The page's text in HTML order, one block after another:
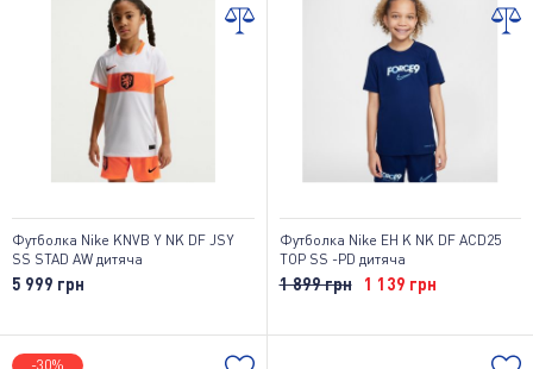
Футболка Nike KNVB Y NK DF JSY
SS STAD AW дитяча
5 999 грн
Футболка Nike EH K NK DF ACD25
TOP SS -PD дитяча
1 899 грн 1 139 грн
-30%